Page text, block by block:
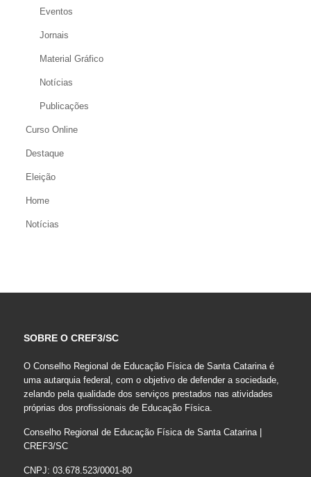
Eventos
Jornais
Material Gráfico
Notícias
Publicações
Curso Online
Destaque
Eleição
Home
Notícias
SOBRE O CREF3/SC
O Conselho Regional de Educação Física de Santa Catarina é
uma autarquia federal, com o objetivo de defender a sociedade,
zelando pela qualidade dos serviços prestados nas atividades
próprias dos profissionais de Educação Física.
Conselho Regional de Educação Física de Santa Catarina |
CREF3/SC
CNPJ: 03.678.523/0001-80